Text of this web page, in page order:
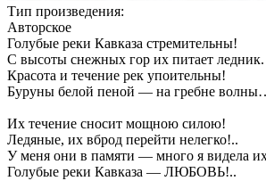
Тип произведения:
Авторское
Голубые реки Кавказа стремительны!
С высоты снежных гор их питает ледник.
Красота и течение рек упоительны!
Буруны белой пеной — на гребне
Их течение сносит мощною силою!
Ледяные, их вброд перейти нелегко!..
У меня они в памяти — много я видела
Голубые реки Кавказа — ЛЮБОВЬ!..